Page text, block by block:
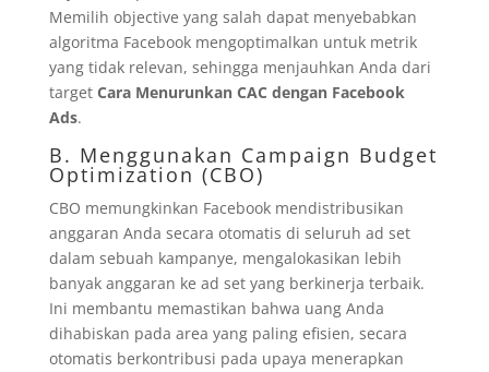
Memilih objective yang salah dapat menyebabkan
algoritma Facebook mengoptimalkan untuk metrik
yang tidak relevan, sehingga menjauhkan Anda dari
target Cara Menurunkan CAC dengan Facebook
Ads.
B. Menggunakan Campaign Budget
Optimization (CBO)
CBO memungkinkan Facebook mendistribusikan
anggaran Anda secara otomatis di seluruh ad set
dalam sebuah kampanye, mengalokasikan lebih
banyak anggaran ke ad set yang berkinerja terbaik.
Ini membantu memastikan bahwa uang Anda
dihabiskan pada area yang paling efisien, secara
otomatis berkontribusi pada upaya menerapkan